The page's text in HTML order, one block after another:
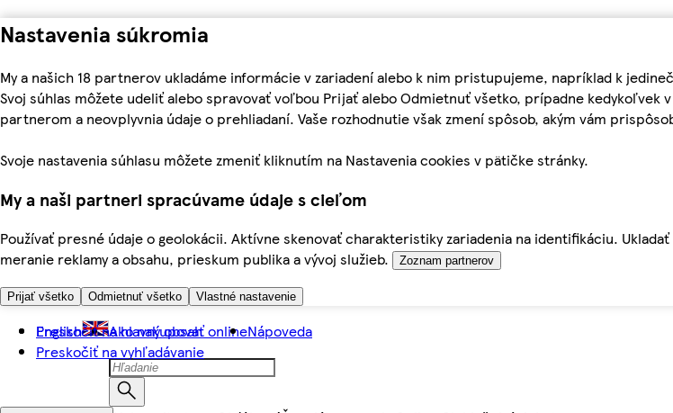
Nastavenia súkromia
My a našich 18 partnerov ukladáme informácie v zariadení alebo k nim pristupujeme, napríklad k
Svoj súhlas môžete udeliť alebo spravovať voľbou Prijať alebo Odmietnuť všetko, prípadne kedykoľvek v
partnerom a neovplyvnia údaje o prehliadaní. Vaše rozhodnutie však zmení spôsob, akým vám
Svoje nastavenia súhlasu môžete zmeniť kliknutím na Nastavenia cookies v pätičke stránky.
My a naši partneri spracúvame údaje s cieľom
Používať presné údaje o geolokácii. Aktívne skenovať charakteristiky zariadenia na identifikáciu.
meranie reklamy a obsahu, prieskum publika a vývoj služieb.
Zoznam partnerov
Prijať všetko Odmietnuť všetko Vlastné nastavenie
Preskočiť na hlavný obsah
Preskočiť na vyhľadávanie
English Ako nakupovať onlineNápoveda